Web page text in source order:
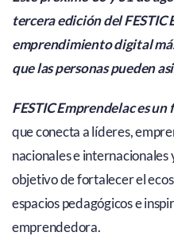
tercera edición del
emprendimiento digital
que las personas pueden
FESTIC Emprendelac es
que conecta a líderes,
nacionales e internacionales
objetivo de fortalecer el
espacios pedagógicos e
emprendedora.